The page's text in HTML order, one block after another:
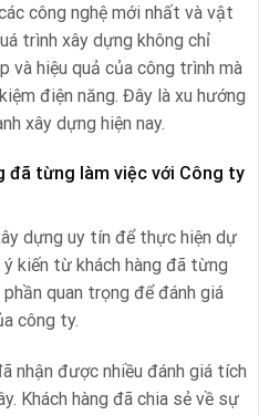
công nghệ mới nhất và vật
trình xây dựng không chỉ
và hiệu quả của công trình mà
điện năng. Đây là xu hướng
xây dựng hiện nay.
đã từng làm việc với Công ty
dựng uy tín để thực hiện dự
kiến từ khách hàng đã từng
quan trọng để đánh giá
công ty.
nhận được nhiều đánh giá tích
Khách hàng đã chia sẻ về sự